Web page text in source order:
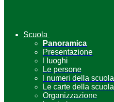
Scuola
Panoramica
Presentazione
I luoghi
Le persone
I numeri della scuola
Le carte della scuola
Organizzazione